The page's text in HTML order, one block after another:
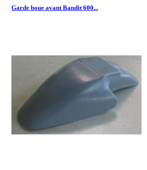
Garde boue avant Bandit 600...